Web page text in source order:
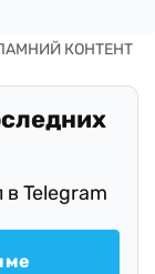
Telegram